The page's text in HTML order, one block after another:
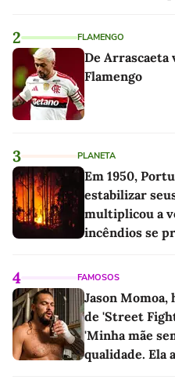
2 FLAMENGO
De Arrascaeta
Flamengo
3 PLANETA
Em 1950,
estabilizar
multiplicou a
incêndios se
4 FAMOSOS
Jason Momoa,
de 'Street
'Minha mãe
qualidade. Ela